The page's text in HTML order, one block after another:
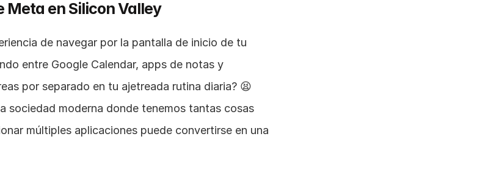
Meta en Silicon Valley
de navegar por la pantalla de inicio de tu
entre Google Calendar, apps de notas y
por separado en tu ajetreada rutina diaria? 😫
sociedad moderna donde tenemos tantas cosas
múltiples aplicaciones puede convertirse en una